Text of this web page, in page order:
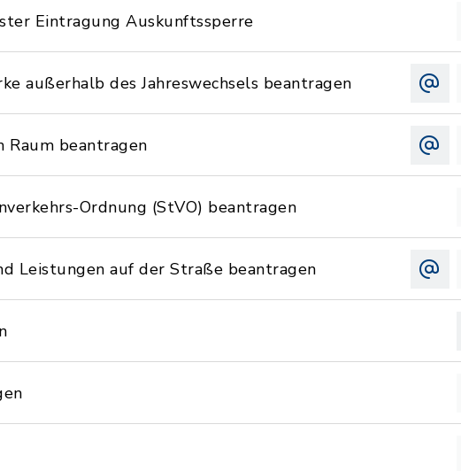
Eintragung Auskunftssperre
außerhalb des Jahreswechsels beantragen
beantragen
Ordnung (StVO) beantragen
Leistungen auf der Straße beantragen